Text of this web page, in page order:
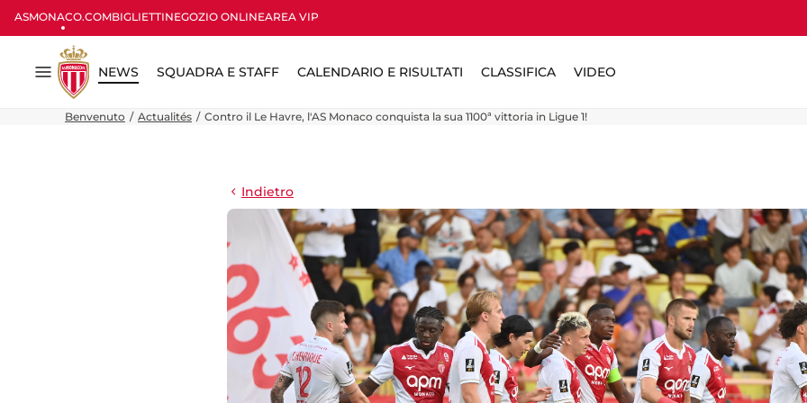
ASMONACO.COMBIGLIETTINEGOZIO ONLINEAREA VIP
Menu
NEWS SQUADRA E STAFF CALENDARIO E RISULTATI CLASSIFICA VIDEO
Benvenuto Actualités Contro il Le Havre, l'AS Monaco conquista la sua 1100ª vittoria in Ligue 1!
Indietro